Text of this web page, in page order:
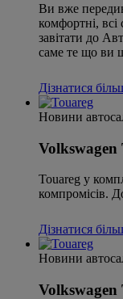
Ви вже
комфортні, всі
завітати до
саме те що ви
Дізнатися
Новини
Volkswagen
Touareg у
компромісів.
Дізнатися
Новини